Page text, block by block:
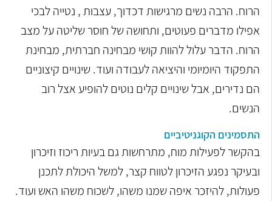
הרוח. הרבה נשים מרגישות דכדוך, עצבות , נטייה לבכי
אפילו מדברים פעוטים, ותחושה של חוסר שליטה על מצב
הרוח. הדבר עלול להוות קושי מבחינה חברתית, מבחינת
התפקוד היומיומי והיציאה לעבודה ועוד. שינויים קיצוניים
הם נדירים, אבל שינויים קלים נוטים להופיע אצל רוב
הנשים.
התסמינים הקוגניטיביים
בהקשר לפעילות מוח, מתרחשות גם בעיות ריכוז וזיכרון
ובעיקר נפגע הזיכרון לטווח קצר, למשל היכולת לתכנן
פעולות, להיזכר איפה שמנו משהו, לשכוח משהו האש ועוד.